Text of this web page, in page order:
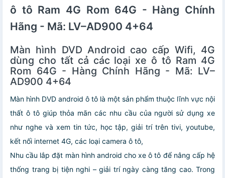
ô tô Ram 4G Rom 64G - Hàng Chính
Hãng - Mã: LV–AD900 4+64
Màn hình DVD Android cao cấp Wifi, 4G
dùng cho tất cả các loại xe ô tô Ram 4G
Rom 64G - Hàng Chính Hãng - Mã: LV–
AD900 4+64
Màn hình DVD android ô tô là một sản phẩm thuộc lĩnh vực nội
thất ô tô giúp thỏa mãn các nhu cầu của người sử dụng xe
như nghe và xem tin tức, học tập, giải trí trên tivi, youtube,
kết nối internet 4G, các loại camera ô tô,
Nhu cầu lắp đặt màn hình android cho xe ô tô để nâng cấp hệ
thống trang bị tiện nghi – giải trí ngày càng tăng cao. Trong